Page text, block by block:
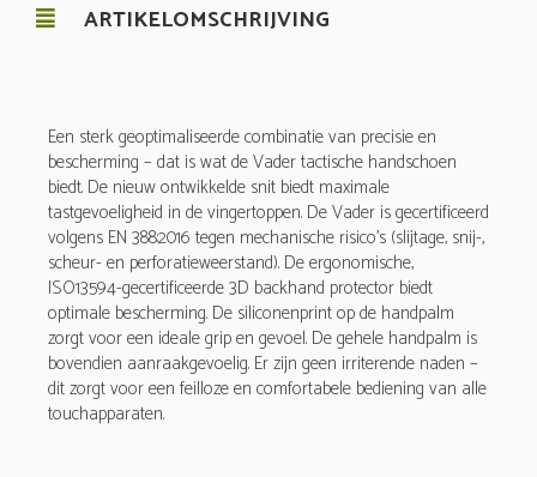
ARTIKELOMSCHRIJVING
Een sterk geoptimaliseerde combinatie van precisie en
bescherming – dat is wat de Vader tactische handschoen
biedt. De nieuw ontwikkelde snit biedt maximale
tastgevoeligheid in de vingertoppen. De Vader is gecertificeerd
volgens EN 388:2016 tegen mechanische risico's (slijtage, snij-,
scheur- en perforatieweerstand). De ergonomische,
ISO13594-gecertificeerde 3D backhand protector biedt
optimale bescherming. De siliconenprint op de handpalm
zorgt voor een ideale grip en gevoel. De gehele handpalm is
bovendien aanraakgevoelig. Er zijn geen irriterende naden –
dit zorgt voor een feilloze en comfortabele bediening van alle
touchapparaten.